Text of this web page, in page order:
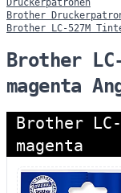
Druckerpatronen
Brother
Brother LC-527M
Brother
magenta
Brother
magenta